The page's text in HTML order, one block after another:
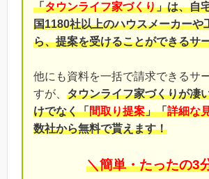
「タウンライフ家づくり」は、自
国1180社以上のハウスメーカーや
ら、提案を受けることができるサ
他にも資料を一括で請求できるサ
すが、 タウンライフ家づくりが凄
けでなく「間取り提案」「詳細な
数社から無料で貰えます！
＼簡単・たったの3